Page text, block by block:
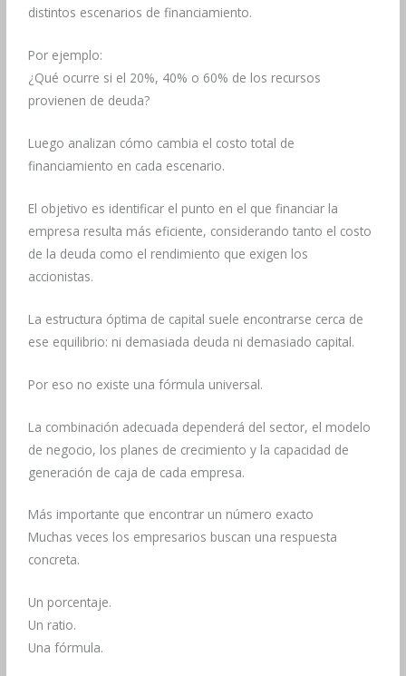
distintos escenarios de financiamiento.
Por ejemplo:
¿Qué ocurre si el 20%, 40% o 60% de los recursos
provienen de deuda?
Luego analizan cómo cambia el costo total de
financiamiento en cada escenario.
El objetivo es identificar el punto en el que financiar la
empresa resulta más eficiente, considerando tanto el costo
de la deuda como el rendimiento que exigen los
accionistas.
La estructura óptima de capital suele encontrarse cerca de
ese equilibrio: ni demasiada deuda ni demasiado capital.
Por eso no existe una fórmula universal.
La combinación adecuada dependerá del sector, el modelo
de negocio, los planes de crecimiento y la capacidad de
generación de caja de cada empresa.
Más importante que encontrar un número exacto
Muchas veces los empresarios buscan una respuesta
concreta.
Un porcentaje.
Un ratio.
Una fórmula.